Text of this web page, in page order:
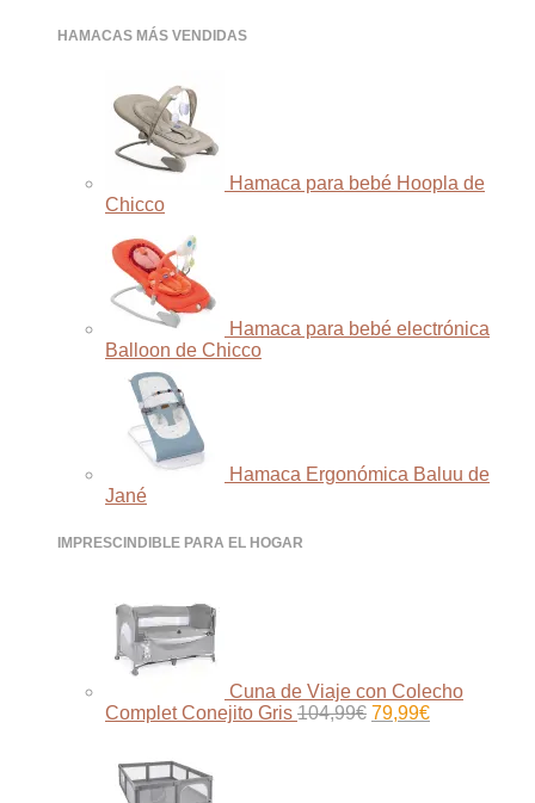
HAMACAS MÁS VENDIDAS
Hamaca para bebé Hoopla de
Chicco
Hamaca para bebé electrónica
Balloon de Chicco
Hamaca Ergonómica Baluu de
Jané
IMPRESCINDIBLE PARA EL HOGAR
Cuna de Viaje con Colecho
Complet Conejito Gris 104,99€ El
79,99€El